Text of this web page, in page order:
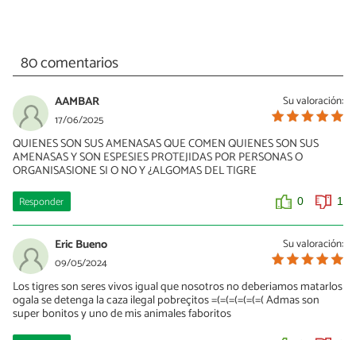
80 comentarios
Su valoración:
AAMBAR
17/06/2025
QUIENES SON SUS AMENASAS QUE COMEN QUIENES SON SUS
AMENASAS Y SON ESPESIES PROTEJIDAS POR PERSONAS O
ORGANISASIONE SI O NO Y ¿ALGOMAS DEL TIGRE
Responder 0 1
Su valoración:
Eric Bueno
09/05/2024
Los tigres son seres vivos igual que nosotros no deberiamos matarlos
ogala se detenga la caza ilegal pobreçitos =(=(=(=(=(=( Admas son
super bonitos y uno de mis animales faboritos